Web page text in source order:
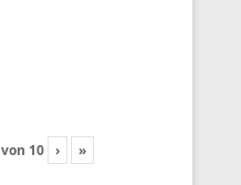
von 10 › »